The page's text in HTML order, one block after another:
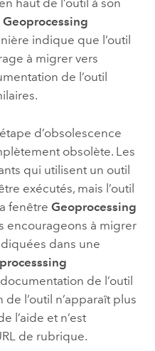
haut de l’outil à son
Geoprocessing
indique que l’outil
à migrer vers
de l’outil
d’obsolescence
obsolète. Les
qui utilisent un outil
exécutés, mais l’outil
fenêtre Geoprocessing
encourageons à migrer
dans une
de l’outil
l’outil n’apparaît plus
l’aide et n’est
de rubrique.